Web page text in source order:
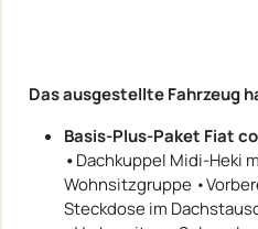
Das ausgestellte Fahrzeug
Basis-Plus-Paket Fiat
•Dachkuppel Midi-Heki
Wohnsitzgruppe
Steckdose im